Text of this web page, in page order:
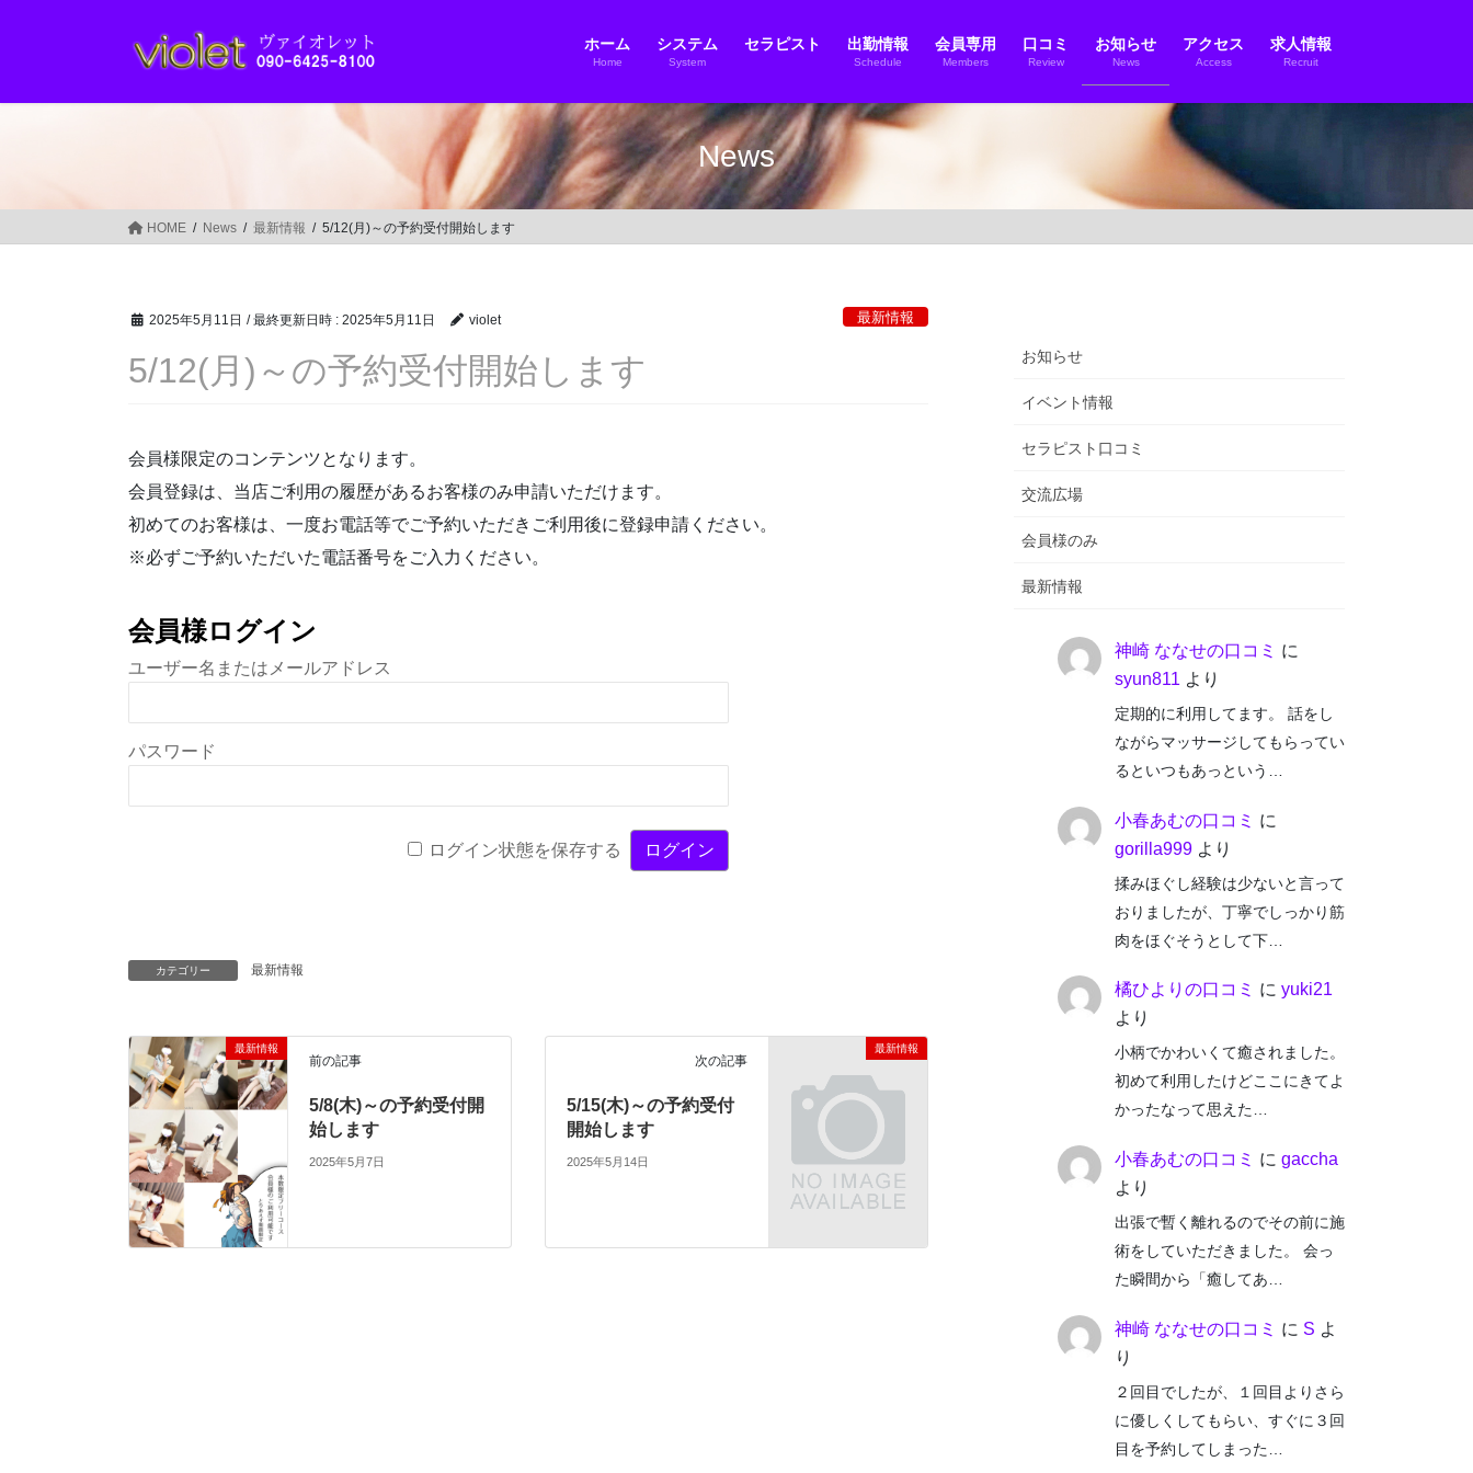
プ
動
ホーム
Home
システム
System
セラピスト 出勤情報
Schedule
会員専用
Members
口コミ
Review
お知らせ
News
アクセス
Access
求人情報
Recruit
News
HOME News 最新情報 5/12(月)～の予約受付開始します
2025年5月11日 / 最終更新日時 : 2025年5月11日 violet 最新情報
5/12(月)～の予約受付開始します
会員様限定のコンテンツとなります。
会員登録は、当店ご利用の履歴があるお客様のみ申請いただけます。
初めてのお客様は、一度お電話等でご予約いただきご利用後に登録申請ください。
※必ずご予約いただいた電話番号をご入力ください。
会員様ログイン
ユーザー名またはメールアドレス
パスワード
ログイン状態を保存する
カテゴリー 最新情報
最新情報
前の記事
5/8(木)～の予約受付開
始します
2025年5月7日
最新情報
次の記事
5/15(木)～の予約受付
開始します
2025年5月14日
お知らせ
イベント情報
セラピスト口コミ
交流広場
会員様のみ
最新情報
神崎 ななせの口コミ に
syun811 より
定期的に利用してます。 話をし
ながらマッサージしてもらってい
るといつもあっという…
小春あむの口コミ に
gorilla999 より
揉みほぐし経験は少ないと言って
おりましたが、丁寧でしっかり筋
肉をほぐそうとして下…
橘ひよりの口コミ にyuki21
より
小柄でかわいくて癒されました。
初めて利用したけどここにきてよ
かったなって思えた…
小春あむの口コミ にgaccha
より
出張で暫く離れるのでその前に施
術をしていただきました。 会っ
た瞬間から「癒してあ…
神崎 ななせの口コミ に S よ
り
２回目でしたが、１回目よりさら
に優しくしてもらい、すぐに３回
目を予約してしまった…